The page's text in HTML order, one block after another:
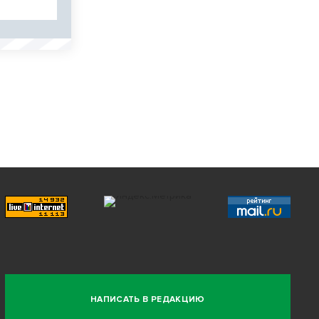
НАПИСАТЬ В РЕДАКЦИЮ